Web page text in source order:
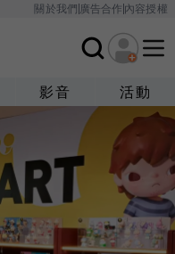
關於我們廣告合作內容授權
影音 活動